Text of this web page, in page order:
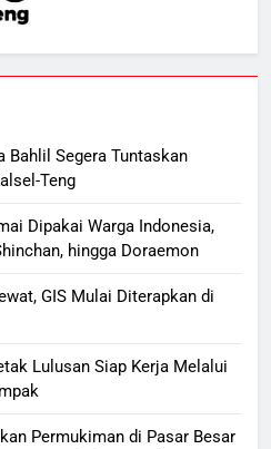
Bahlil Segera Tuntaskan
Teng
Dipakai Warga Indonesia,
hingga Doraemon
GIS Mulai Diterapkan di
Lulusan Siap Kerja Melalui
Permukiman di Pasar Besar
Bising Berujung Penindakan,
Brong
Pertalite Subsidi Eceran di
Masih Tembus Rp15
Prabowo Minta Bahlil
Tuntaskan Pemadaman